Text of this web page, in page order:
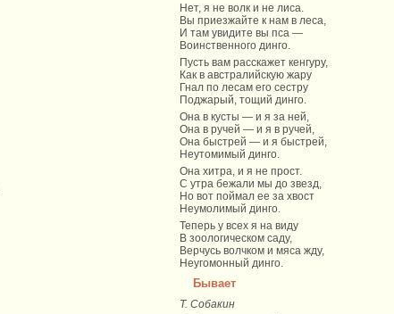
Нет, я не волк и не лиса.
Вы приезжайте к нам в леса,
И там увидите вы пса —
Воинственного динго.
Пусть вам расскажет кенгуру,
Как в австралийскую жару
Гнал по лесам его сестру
Поджарый, тощий динго.
Она в кусты — и я за ней,
Она в ручей — и я в ручей,
Она быстрей — и я быстрей,
Неутомимый динго.
Она хитра, и я не прост.
С утра бежали мы до звезд,
Но вот поймал ее за хвост
Неумолимый динго.
Теперь у всех я на виду
В зоологическом саду,
Верчусь волчком и мяса жду,
Неугомонный динго.
Бывает
Т. Собакин